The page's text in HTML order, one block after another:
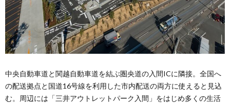
中央自動車道と関越自動車道を結ぶ圏央道の入間ICに隣接。全国へ
の配送拠点と国道16号線を利用した市内配送の両方に使えると見込
む。周辺には「三井アウトレットパーク入間」をはじめ多くの生活